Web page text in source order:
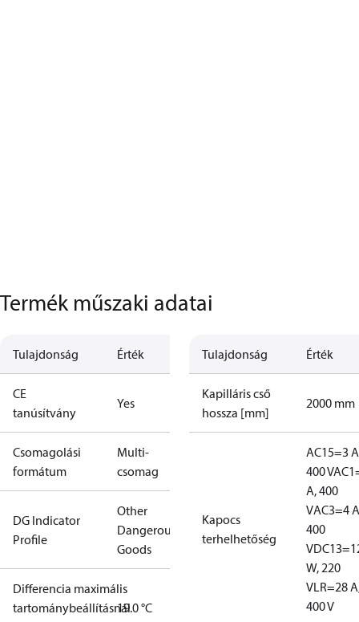
Termék műszaki adatai
Tulajdonság Érték
CE
tanúsítvány
Yes
Csomagolási
formátum
Multi-
csomag
DG Indicator
Profile
Other
Dangerous
Goods
Differencia maximális
tartománybeállításnál19.0 °C
Tulajdonság Érték
Kapilláris cső
hossza [mm]
2000 mm
Kapocs
terhelhetőség
AC15=3
400 V
A, 400
VAC3=4
400
V
W, 220
VLR=28
400 V